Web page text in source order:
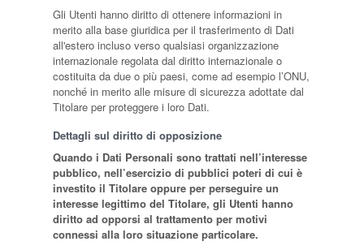
Gli Utenti hanno diritto di ottenere informazioni in
merito alla base giuridica per il trasferimento di Dati
all'estero incluso verso qualsiasi organizzazione
internazionale regolata dal diritto internazionale o
costituita da due o più paesi, come ad esempio l’ONU,
nonché in merito alle misure di sicurezza adottate dal
Titolare per proteggere i loro Dati.
Dettagli sul diritto di opposizione
Quando i Dati Personali sono trattati nell’interesse
pubblico, nell’esercizio di pubblici poteri di cui è
investito il Titolare oppure per perseguire un
interesse legittimo del Titolare, gli Utenti hanno
diritto ad opporsi al trattamento per motivi
connessi alla loro situazione particolare.